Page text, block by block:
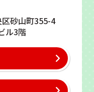
砂山町355-4
ル3階